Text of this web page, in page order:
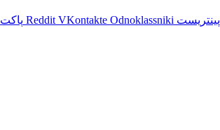
پینتریست Reddit VKontakte Odnoklassniki پاکت